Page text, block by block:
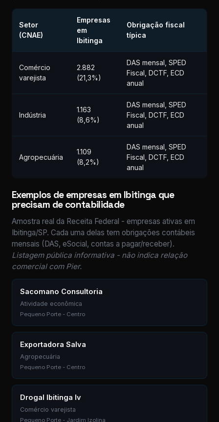
Setor
(CNAE)
Empresas
em
Ibitinga
Obrigação fiscal
típica
Comércio
varejista
2.882
(21,3%)
DAS mensal, SPED
Fiscal, DCTF, ECD
anual
Indústria
1.163
(8,6%)
DAS mensal, SPED
Fiscal, DCTF, ECD
anual
Agropecuária
1.109
(8,2%)
DAS mensal, SPED
Fiscal, DCTF, ECD
anual
Exemplos de empresas em Ibitinga que
precisam de contabilidade
Amostra real da Receita Federal - empresas ativas em
Ibitinga/SP. Cada uma delas tem obrigações contábeis
mensais (DAS, eSocial, contas a pagar/receber).
Listagem pública informativa - não indica relação
comercial com Pier.
Sacomano Consultoria
Atividade econômica
Pequeno Porte - Centro
Exportadora Salva
Agropecuária
Pequeno Porte - Centro
Drogal Ibitinga Iv
Comércio varejista
Pequeno Porte - Jardim Izolina